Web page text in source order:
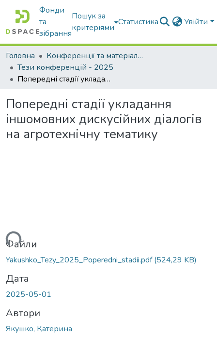
Фонди
та
зібрання
Пошук за
критеріями
Статистика Увійти
Головна
Конференції та матеріали конференцій
Тези конференцій - 2025
Попередні стадії укладання іншомовних дискусійних діалогів на агротехнічну тематику
Попередні стадії укладання
іншомовних дискусійних діалогів
на агротехнічну тематику
Файли
Yakushko_Tezy_2025_Poperedni_stadii.pdf(524,29 KB)
Дата
2025-05-01
Автори
Якушко, Катерина